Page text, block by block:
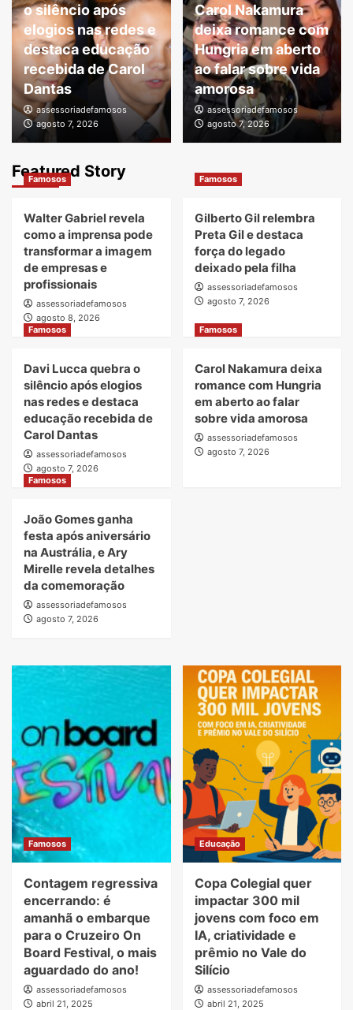
o silêncio após
elogios nas redes e
destaca educação
recebida de Carol
Dantas
assessoriadefamosos
agosto 7, 2026
Carol Nakamura
deixa romance com
Hungria em aberto
ao falar sobre vida
amorosa
assessoriadefamosos
agosto 7, 2026
Featured Story
Famosos
Walter Gabriel revela
como a imprensa pode
transformar a imagem
de empresas e
profissionais
assessoriadefamosos
agosto 8, 2026
Famosos
Gilberto Gil relembra
Preta Gil e destaca
força do legado
deixado pela filha
assessoriadefamosos
agosto 7, 2026
Famosos
Davi Lucca quebra o
silêncio após elogios
nas redes e destaca
educação recebida de
Carol Dantas
assessoriadefamosos
agosto 7, 2026
Famosos
Carol Nakamura deixa
romance com Hungria
em aberto ao falar
sobre vida amorosa
assessoriadefamosos
agosto 7, 2026
Famosos
João Gomes ganha
festa após aniversário
na Austrália, e Ary
Mirelle revela detalhes
da comemoração
assessoriadefamosos
agosto 7, 2026
Famosos
Contagem regressiva
encerrando: é
amanhã o embarque
para o Cruzeiro On
Board Festival, o mais
aguardado do ano!
assessoriadefamosos
abril 21, 2025
Educação
Copa Colegial quer
impactar 300 mil
jovens com foco em
IA, criatividade e
prêmio no Vale do
Silício
assessoriadefamosos
abril 21, 2025